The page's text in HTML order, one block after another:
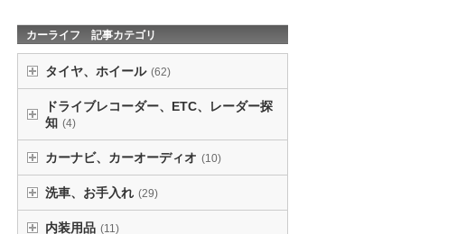
カーライフ 記事カテゴリ
タイヤ、ホイール (62)
ドライブレコーダー、ETC、レーダー探
知 (4)
カーナビ、カーオーディオ (10)
洗車、お手入れ (29)
内装用品 (11)